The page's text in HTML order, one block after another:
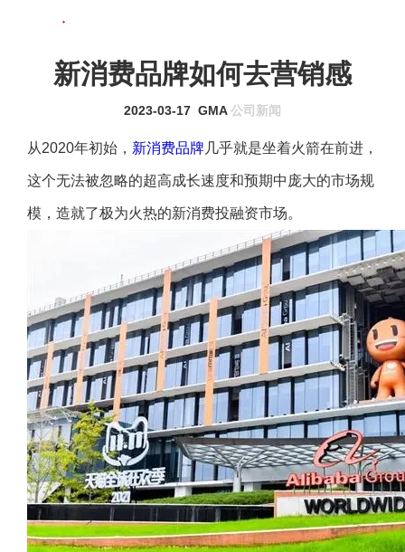
新消费品牌如何去营销感
2023-03-17 GMA 公司新闻
从2020年初始， 新消费品牌几乎就是坐着火箭在前进，
这个无法被忽略的超高成长速度和预期中庞大的市场规
模，造就了极为火热的新消费投融资市场。